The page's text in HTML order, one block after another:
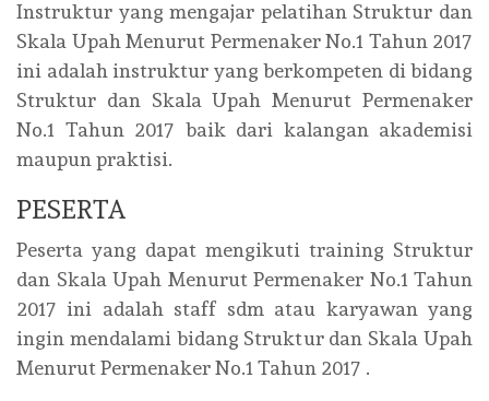
Instruktur yang mengajar pelatihan Struktur dan
Skala Upah Menurut Permenaker No.1 Tahun 2017
ini adalah instruktur yang berkompeten di bidang
Struktur dan Skala Upah Menurut Permenaker
No.1 Tahun 2017 baik dari kalangan akademisi
maupun praktisi.
PESERTA
Peserta yang dapat mengikuti training Struktur
dan Skala Upah Menurut Permenaker No.1 Tahun
2017 ini adalah staff sdm atau karyawan yang
ingin mendalami bidang Struktur dan Skala Upah
Menurut Permenaker No.1 Tahun 2017 .